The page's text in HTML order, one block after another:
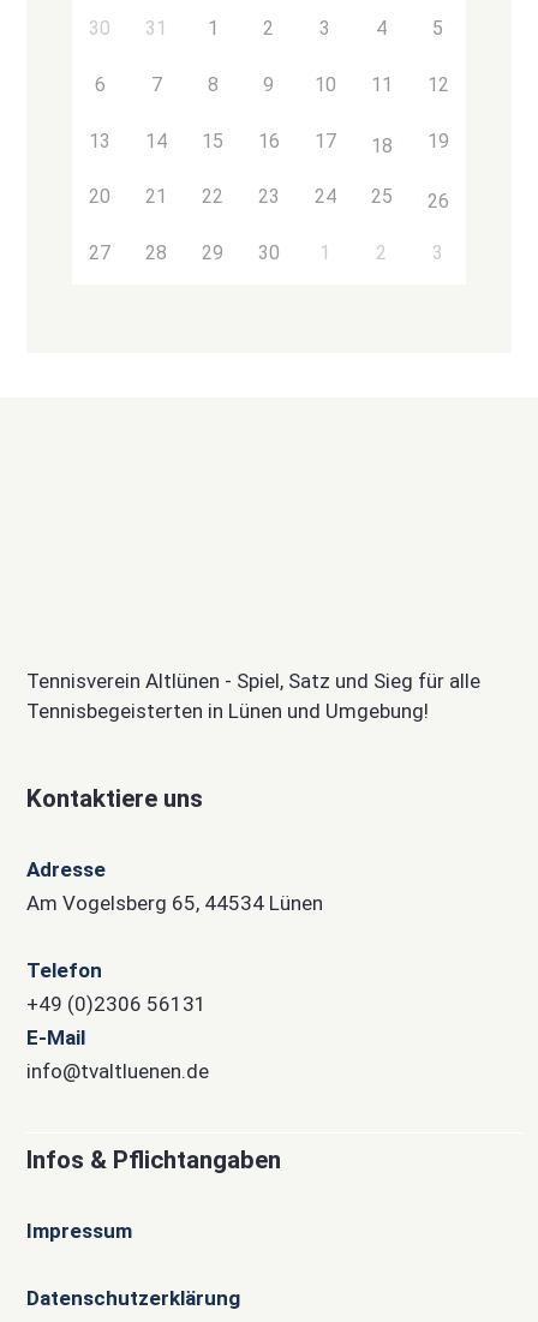
30 31 1 2 3 4 5
6 7 8 9 10 11 12
13 14 15 16 17 18 19
20 21 22 23 24 25 26
27 28 29 30 1 2 3
Tennisverein Altlünen - Spiel, Satz und Sieg für alle
Tennisbegeisterten in Lünen und Umgebung!
Kontaktiere uns
Adresse
Am Vogelsberg 65, 44534 Lünen
Telefon
+49 (0)2306 56131
E-Mail
info@tvaltluenen.de
Infos & Pflichtangaben
Impressum
Datenschutzerklärung